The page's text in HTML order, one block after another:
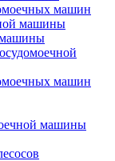
машин
машины
машин
машины